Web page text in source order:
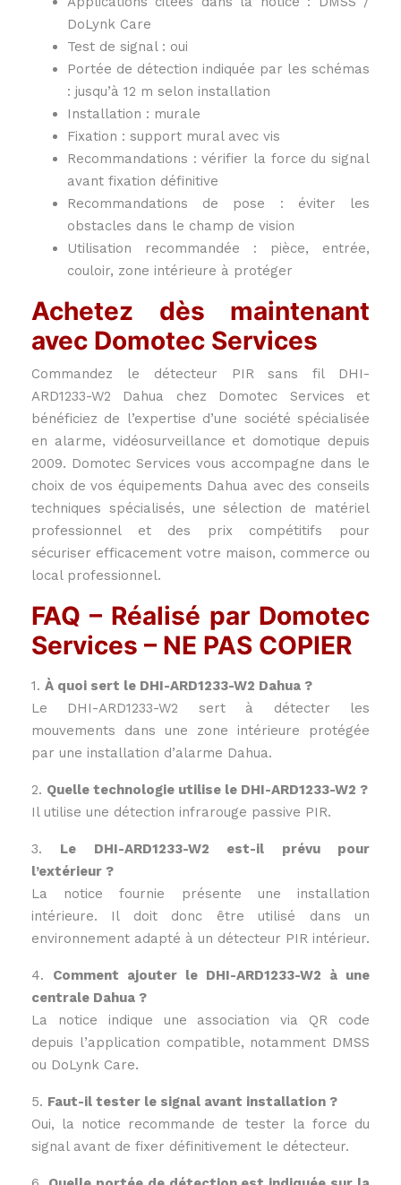
DoLynk Care
Test de signal : oui
Portée de détection indiquée par les schémas
: jusqu’à 12 m selon installation
Installation : murale
Fixation : support mural avec vis
Recommandations : vérifier la force du signal
avant fixation définitive
Recommandations de pose : éviter les
obstacles dans le champ de vision
Utilisation recommandée : pièce, entrée,
couloir, zone intérieure à protéger
Achetez dès maintenant
avec Domotec Services
Commandez le détecteur PIR sans fil DHI-
ARD1233-W2 Dahua chez Domotec Services et
bénéficiez de l’expertise d’une société spécialisée
en alarme, vidéosurveillance et domotique depuis
2009. Domotec Services vous accompagne dans le
choix de vos équipements Dahua avec des conseils
techniques spécialisés, une sélection de matériel
professionnel et des prix compétitifs pour
sécuriser efficacement votre maison, commerce ou
local professionnel.
FAQ – Réalisé par Domotec
Services – NE PAS COPIER
1. À quoi sert le DHI-ARD1233-W2 Dahua ?
Le DHI-ARD1233-W2 sert à détecter les
mouvements dans une zone intérieure protégée
par une installation d’alarme Dahua.
2. Quelle technologie utilise le DHI-ARD1233-W2 ?
Il utilise une détection infrarouge passive PIR.
3. Le DHI-ARD1233-W2 est-il prévu pour
l’extérieur ?
La notice fournie présente une installation
intérieure. Il doit donc être utilisé dans un
environnement adapté à un détecteur PIR intérieur.
4. Comment ajouter le DHI-ARD1233-W2 à une
centrale Dahua ?
La notice indique une association via QR code
depuis l’application compatible, notamment DMSS
ou DoLynk Care.
5. Faut-il tester le signal avant installation ?
Oui, la notice recommande de tester la force du
signal avant de fixer définitivement le détecteur.